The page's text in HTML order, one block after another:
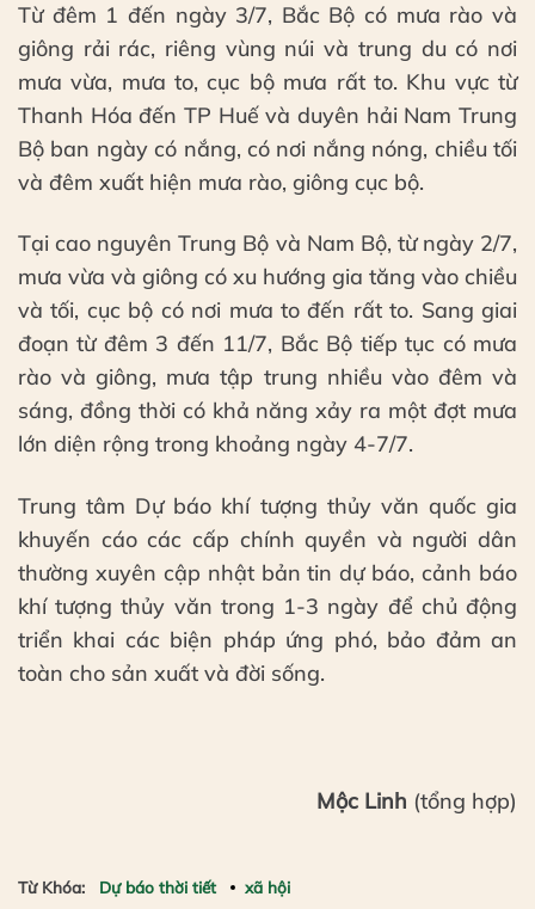
Từ đêm 1 đến ngày 3/7, Bắc Bộ có mưa rào và
giông rải rác, riêng vùng núi và trung du có nơi
mưa vừa, mưa to, cục bộ mưa rất to. Khu vực từ
Thanh Hóa đến TP Huế và duyên hải Nam Trung
Bộ ban ngày có nắng, có nơi nắng nóng, chiều tối
và đêm xuất hiện mưa rào, giông cục bộ.
Tại cao nguyên Trung Bộ và Nam Bộ, từ ngày 2/7,
mưa vừa và giông có xu hướng gia tăng vào chiều
và tối, cục bộ có nơi mưa to đến rất to. Sang giai
đoạn từ đêm 3 đến 11/7, Bắc Bộ tiếp tục có mưa
rào và giông, mưa tập trung nhiều vào đêm và
sáng, đồng thời có khả năng xảy ra một đợt mưa
lớn diện rộng trong khoảng ngày 4-7/7.
Trung tâm Dự báo khí tượng thủy văn quốc gia
khuyến cáo các cấp chính quyền và người dân
thường xuyên cập nhật bản tin dự báo, cảnh báo
khí tượng thủy văn trong 1-3 ngày để chủ động
triển khai các biện pháp ứng phó, bảo đảm an
toàn cho sản xuất và đời sống.
Mộc Linh (tổng hợp)
Từ Khóa: Dự báo thời tiết xã hội